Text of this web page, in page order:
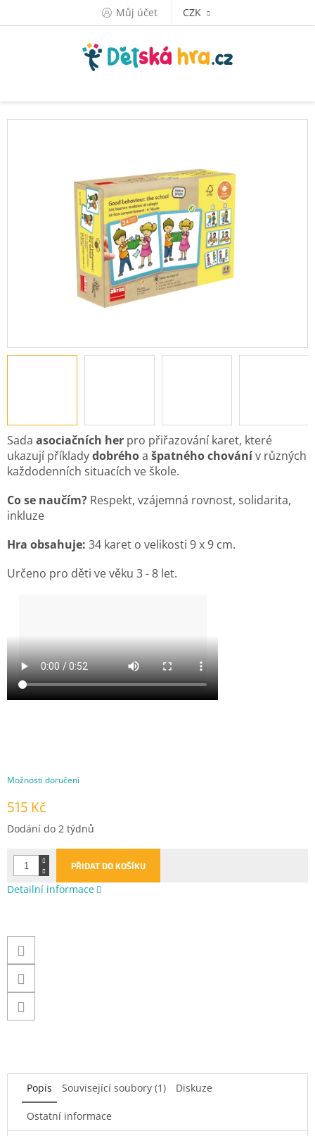
Můj účet CZK
515 Kč
Měrná
Dodání do 2 týdnů
Možnosti doručení
PŘIDAT DO KOŠÍKU
Sada asociačních her pro přiřazování karet, které
ukazují příkladydobréhoa špatného chovánív různých
každodenních situacích ve škole.
Co se naučím? Respekt, vzájemná rovnost, solidarita,
inkluze
Hra obsahuje: 34 karet o velikosti 9 x 9 cm.
Určeno pro děti ve věku 3 - 8 let.
Detailní informace
Popis Související soubory (1) Diskuze
Ostatní informace